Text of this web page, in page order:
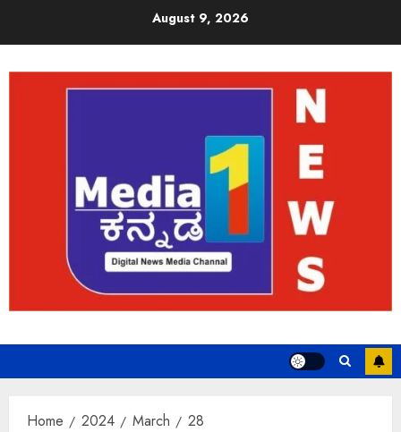
August 9, 2026
Home 2024 March 28